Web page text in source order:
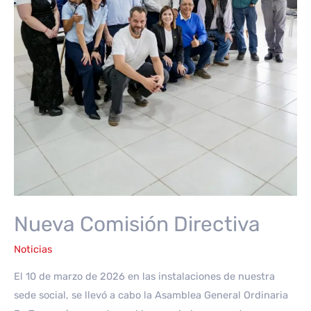
Nueva Comisión Directiva
Noticias
El 10 de marzo de 2026 en las instalaciones de nuestra
sede social, se llevó a cabo la Asamblea General Ordinaria